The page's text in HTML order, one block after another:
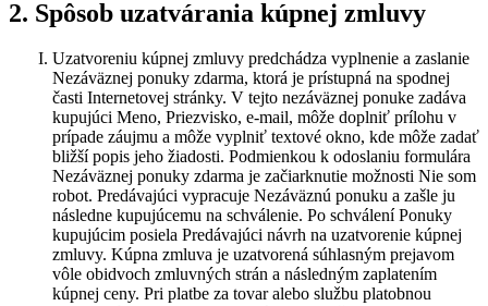
2. Spôsob uzatvárania kúpnej zmluvy
Uzatvoreniu kúpnej zmluvy predchádza vyplnenie a zaslanie
Nezáväznej ponuky zdarma, ktorá je prístupná na spodnej
časti Internetovej stránky. V tejto nezáväznej ponuke zadáva
kupujúci Meno, Priezvisko, e-mail, môže doplniť prílohu v
prípade záujmu a môže vyplniť textové okno, kde môže zadať
bližší popis jeho žiadosti. Podmienkou k odoslaniu formulára
Nezáväznej ponuky zdarma je začiarknutie možnosti Nie som
robot. Predávajúci vypracuje Nezáväznú ponuku a zašle ju
následne kupujúcemu na schválenie. Po schválení Ponuky
kupujúcim posiela Predávajúci návrh na uzatvorenie kúpnej
zmluvy. Kúpna zmluva je uzatvorená súhlasným prejavom
vôle obidvoch zmluvných strán a následným zaplatením
kúpnej ceny. Pri platbe za tovar alebo službu platobnou